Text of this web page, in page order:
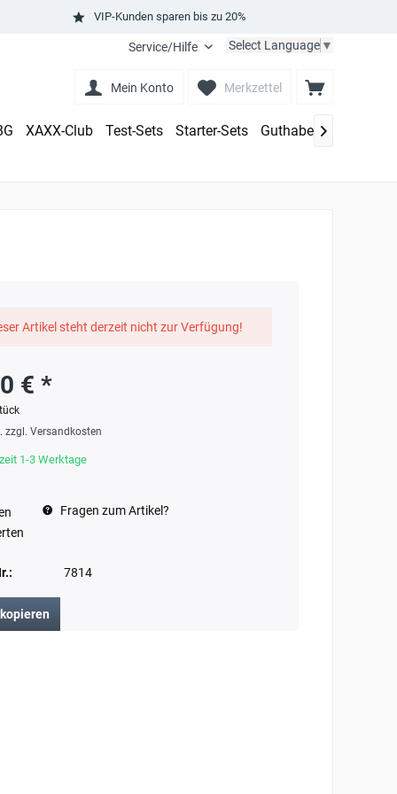
VIP-Kunden sparen bis zu 20%
Service/Hilfe Select Language ▼
Merkzettel
Mein Konto
XAXX-Club Test-Sets Starter-Sets Guthaben aufladen

Artikel steht derzeit nicht zur Verfügung!
€ *
zzgl. Versandkosten
1-3 Werktage
Fragen zum Artikel?
7814